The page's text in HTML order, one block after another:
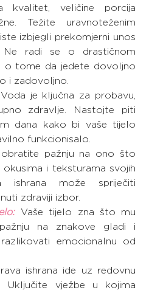
kvalitet, veličine porcija
Težite uravnoteženim
izbjegli prekomjerni unos
Ne radi se o drastičnom
o tome da jedete dovoljno
i zadovoljno.
Voda je ključna za probavu,
zdravlje. Nastojte piti
dana kako bi vaše tijelo
funkcionisalo.
pažnju na ono što
okusima i teksturama svojih
ishrana može spriječiti
zdraviji izbor.
Vaše tijelo zna što mu
na znakove gladi i
emocionalnu od
ishrana ide uz redovnu
Uključite vježbe u kojima